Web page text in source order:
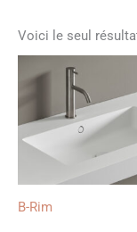
Voici le seul
B-Rim